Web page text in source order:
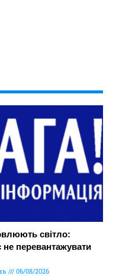
світло:
не перевантажувати
06/08/2026